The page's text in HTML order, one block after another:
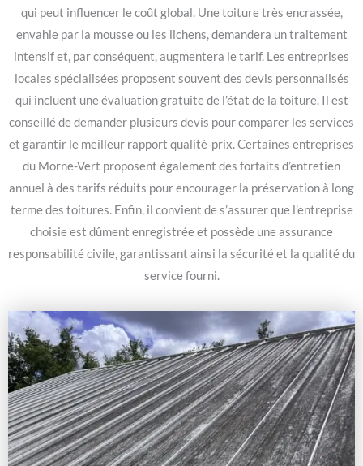
qui peut influencer le coût global. Une toiture très encrassée,
envahie par la mousse ou les lichens, demandera un traitement
intensif et, par conséquent, augmentera le tarif. Les entreprises
locales spécialisées proposent souvent des devis personnalisés
qui incluent une évaluation gratuite de l’état de la toiture. Il est
conseillé de demander plusieurs devis pour comparer les services
et garantir le meilleur rapport qualité-prix. Certaines entreprises
du Morne-Vert proposent également des forfaits d’entretien
annuel à des tarifs réduits pour encourager la préservation à long
terme des toitures. Enfin, il convient de s’assurer que l’entreprise
choisie est dûment enregistrée et possède une assurance
responsabilité civile, garantissant ainsi la sécurité et la qualité du
service fourni.